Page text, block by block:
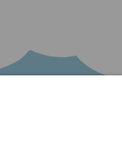
onze matrassen. Zo kunt
en blijf op de
bij Kinder